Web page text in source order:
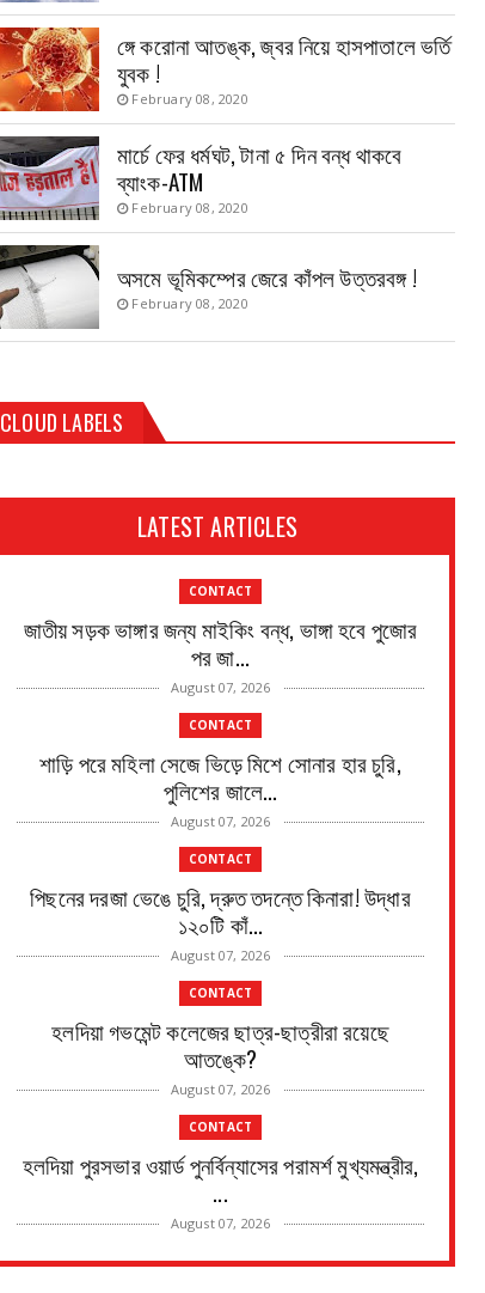
ঙ্গে করোনা আতঙ্ক, জ্বর নিয়ে হাসপাতালে ভর্তি
যুবক !
February 08, 2020
মার্চে ফের ধর্মঘট, টানা ৫ দিন বন্ধ থাকবে
ব্যাংক-ATM
February 08, 2020
অসমে ভূমিকম্পের জেরে কাঁপল উত্তরবঙ্গ !
February 08, 2020
CLOUD LABELS
LATEST ARTICLES
CONTACT
জাতীয় সড়ক ভাঙ্গার জন্য মাইকিং বন্ধ, ভাঙ্গা হবে পুজোর
পর জা...
August 07, 2026
CONTACT
শাড়ি পরে মহিলা সেজে ভিড়ে মিশে সোনার হার চুরি,
পুলিশের জালে...
August 07, 2026
CONTACT
পিছনের দরজা ভেঙে চুরি, দ্রুত তদন্তে কিনারা! উদ্ধার
১২০টি কাঁ...
August 07, 2026
CONTACT
হলদিয়া গভমেন্ট কলেজের ছাত্র-ছাত্রীরা রয়েছে
আতঙ্কে?
August 07, 2026
CONTACT
হলদিয়া পুরসভার ওয়ার্ড পুনর্বিন্যাসের পরামর্শ মুখ্যমন্ত্রীর,
...
August 07, 2026
CONTACT